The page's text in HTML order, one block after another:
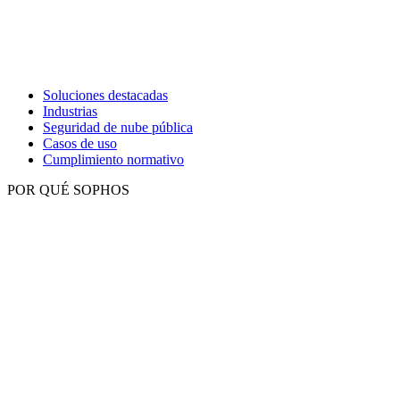
Soluciones destacadas
Industrias
Seguridad de nube pública
Casos de uso
Cumplimiento normativo
POR QUÉ SOPHOS